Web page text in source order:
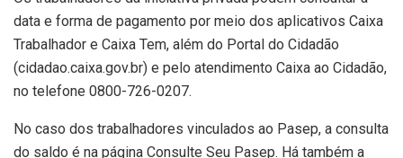
data e forma de pagamento por meio dos aplicativos Caixa
Trabalhador e Caixa Tem, além do Portal do Cidadão
(cidadao.caixa.gov.br) e pelo atendimento Caixa ao Cidadão,
no telefone 0800-726-0207.
No caso dos trabalhadores vinculados ao Pasep, a consulta
do saldo é na página Consulte Seu Pasep. Há também a